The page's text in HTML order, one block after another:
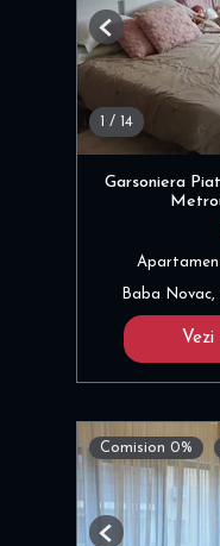
/ 14
Previous
Garsoniera
Baba Novac,
Comision 0%
Previous